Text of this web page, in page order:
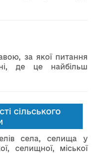
за якої питання
де це найбільш
сільського
села, селища у
селищної, міської